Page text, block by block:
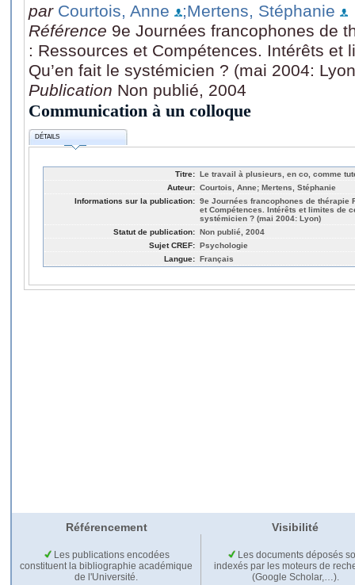
par Courtois, Anne
;Mertens, Stéphanie
Référence 9e Journées francophones de
: Ressources et Compétences. Intérêts et
Qu’en fait le systémicien ? (mai 2004:
Publication Non publié, 2004
Communication à un colloque
DÉTAILS
Titre: Le travail à plusieurs, en co, comme
Auteur: Courtois, Anne; Mertens, Stéphanie
Informations sur la publication: 9e Journées francophones de thérapie
et Compétences. Intérêts et limites de
systémicien ? (mai 2004: Lyon)
Statut de publication: Non publié, 2004
Sujet CREF: Psychologie
Langue: Français
Référencement Visibilité
Les publications encodées
constituent la bibliographie académique
de l'Université.
Les documents déposés
indexés par les moteurs de
(Google Scholar,…).